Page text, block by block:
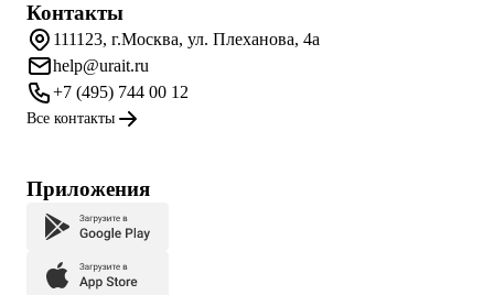
Контакты
111123, г.Москва, ул. Плеханова, 4а
help@urait.ru
+7 (495) 744 00 12
Все контакты
Приложения